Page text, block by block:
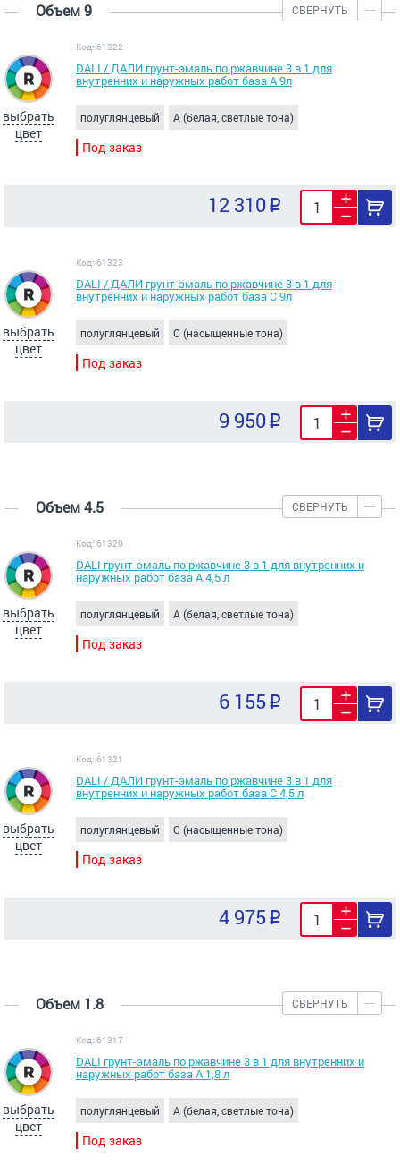
Объем 9 СВЕРНУТЬ
выбрать
цвет
Код: 61322
DALI / ДАЛИ грунт-эмаль по ржавчине 3 в 1 для
внутренних и наружных работ база A 9л
полуглянцевый A (белая, светлые тона)
Под заказ
12 310
выбрать
цвет
Код: 61323
DALI / ДАЛИ грунт-эмаль по ржавчине 3 в 1 для
внутренних и наружных работ база C 9л
полуглянцевый C (насыщенные тона)
Под заказ
9 950
Объем 4.5 СВЕРНУТЬ
выбрать
цвет
Код: 61320
DALI грунт-эмаль по ржавчине 3 в 1 для внутренних и
наружных работ база A 4,5 л
полуглянцевый A (белая, светлые тона)
Под заказ
6 155
выбрать
цвет
Код: 61321
DALI / ДАЛИ грунт-эмаль по ржавчине 3 в 1 для
внутренних и наружных работ база C 4,5 л
полуглянцевый C (насыщенные тона)
Под заказ
4 975
Объем 1.8 СВЕРНУТЬ
выбрать
цвет
Код: 61317
DALI грунт-эмаль по ржавчине 3 в 1 для внутренних и
наружных работ база A 1,8 л
полуглянцевый A (белая, светлые тона)
Под заказ